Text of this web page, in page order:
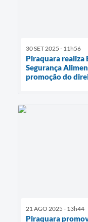
30 SET 2025 - 11h56
Piraquara realiza
Segurança
promoção do
21 AGO 2025 - 13h44
Piraquara